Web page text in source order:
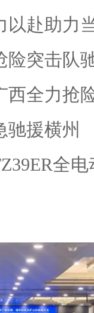
以赴助力
险突击队
西全力抢
驰援横州
全